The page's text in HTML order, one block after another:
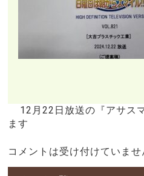
12月22日放送の『アサス
ます
コメントは受け付けていませ